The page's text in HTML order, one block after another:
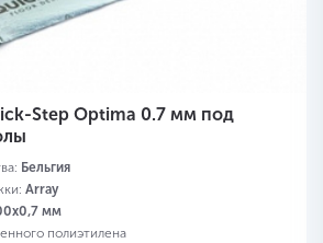
Step Optima 0.7 мм под
Бельгия
Array
мм
полиэтилена